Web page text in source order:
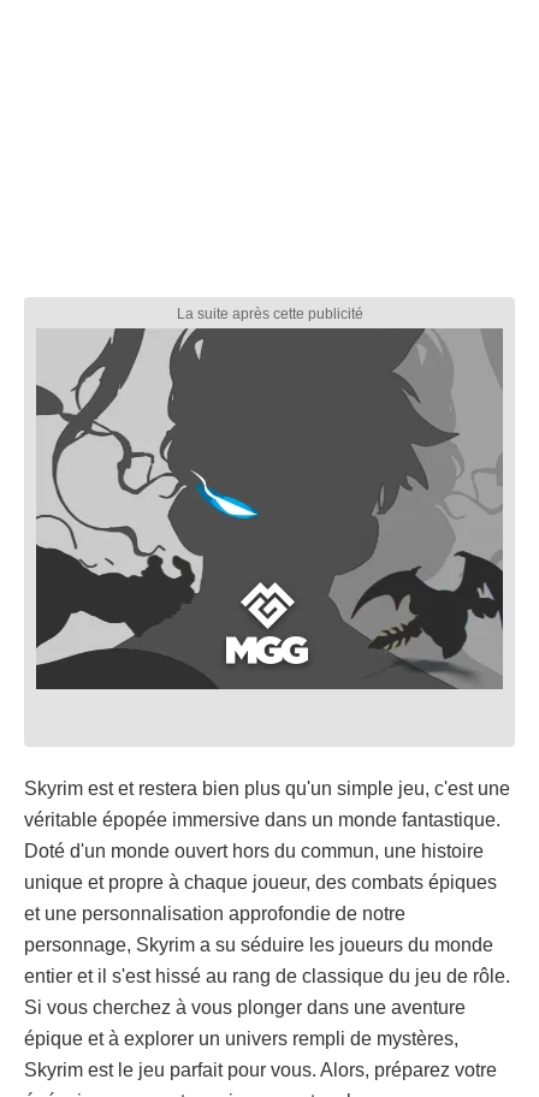
Skyrim est et restera bien plus qu'un simple jeu, c'est une
véritable épopée immersive dans un monde fantastique.
Doté d'un monde ouvert hors du commun, une histoire
unique et propre à chaque joueur, des combats épiques
et une personnalisation approfondie de notre
personnage, Skyrim a su séduire les joueurs du monde
entier et il s'est hissé au rang de classique du jeu de rôle.
Si vous cherchez à vous plonger dans une aventure
épique et à explorer un univers rempli de mystères,
Skyrim est le jeu parfait pour vous. Alors, préparez votre